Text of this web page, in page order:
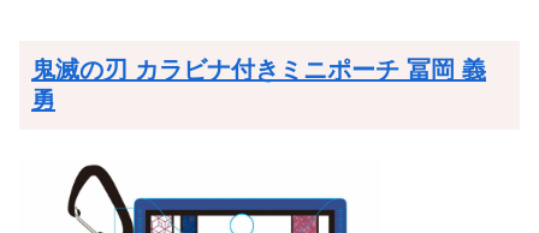
鬼滅の刃 カラビナ付きミニポーチ 冨岡 義
勇